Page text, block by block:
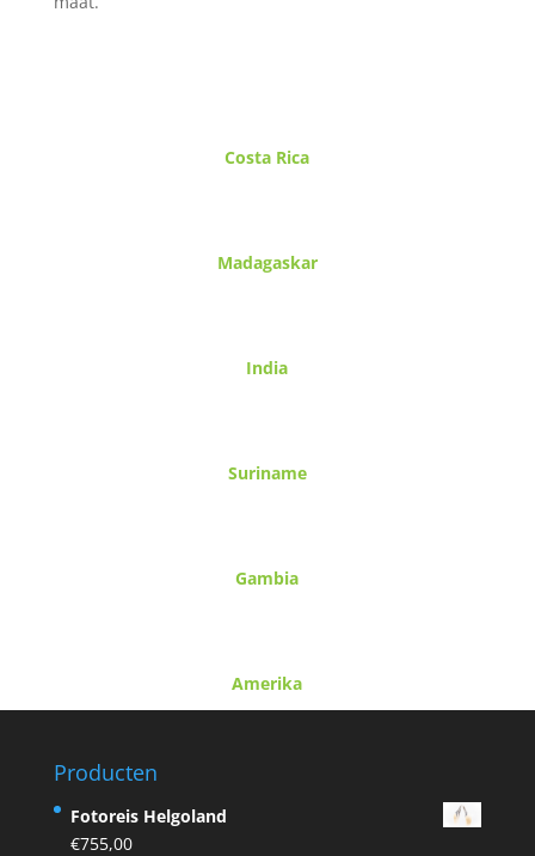
Costa Rica
Madagaskar
India
Suriname
Gambia
Amerika
Producten
Fotoreis Helgoland
€755,00